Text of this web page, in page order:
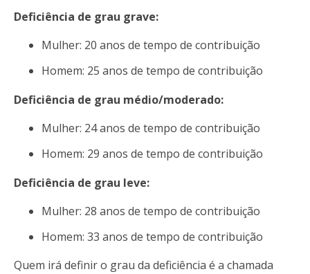
Deficiência de grau grave:
Mulher: 20 anos de tempo de contribuição
Homem: 25 anos de tempo de contribuição
Deficiência de grau médio/moderado:
Mulher: 24 anos de tempo de contribuição
Homem: 29 anos de tempo de contribuição
Deficiência de grau leve:
Mulher: 28 anos de tempo de contribuição
Homem: 33 anos de tempo de contribuição
Quem irá definir o grau da deficiência é a chamada